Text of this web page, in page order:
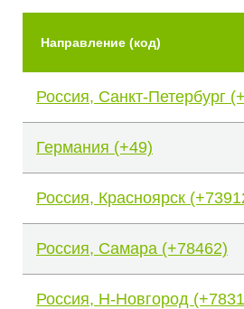
Направление (код)
Россия, Санкт-Петербург
Германия (+49)
Россия, Красноярск
Россия, Самара (+78462)
Россия, Н-Новгород